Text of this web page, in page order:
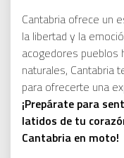
Cantabria ofrece un
la libertad y la
acogedores pueblos
naturales, Cantabria
para ofrecerte una
¡Prepárate para
latidos de tu
Cantabria en moto!